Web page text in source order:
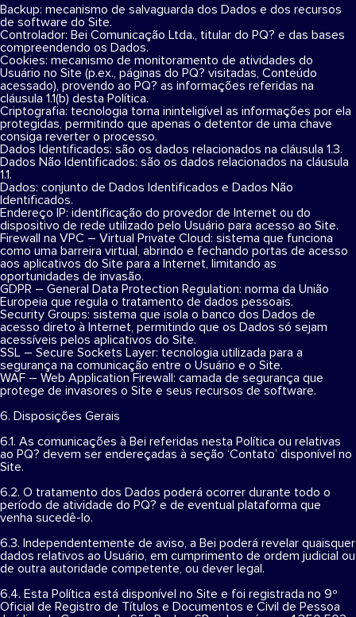
Backup: mecanismo de salvaguarda dos Dados e dos recursos
de software do Site.
Controlador: Bei Comunicação Ltda., titular do PQ? e das bases
compreendendo os Dados.
Cookies: mecanismo de monitoramento de atividades do
Usuário no Site (p.ex., páginas do PQ? visitadas, Conteúdo
acessado), provendo ao PQ? as informações referidas na
cláusula 1.1(b) desta Política.
Criptografia: tecnologia torna ininteligível as informações por ela
protegidas, permitindo que apenas o detentor de uma chave
consiga reverter o processo.
Dados Identificados: são os dados relacionados na cláusula 1.3.
Dados Não Identificados: são os dados relacionados na cláusula
1.1.
Dados: conjunto de Dados Identificados e Dados Não
Identificados.
Endereço IP: identificação do provedor de Internet ou do
dispositivo de rede utilizado pelo Usuário para acesso ao Site.
Firewall na VPC – Virtual Private Cloud: sistema que funciona
como uma barreira virtual, abrindo e fechando portas de acesso
aos aplicativos do Site para a Internet, limitando as
oportunidades de invasão.
GDPR – General Data Protection Regulation: norma da União
Europeia que regula o tratamento de dados pessoais.
Security Groups: sistema que isola o banco dos Dados de
acesso direto à Internet, permitindo que os Dados só sejam
acessíveis pelos aplicativos do Site.
SSL – Secure Sockets Layer: tecnologia utilizada para a
segurança na comunicação entre o Usuário e o Site.
WAF – Web Application Firewall: camada de segurança que
protege de invasores o Site e seus recursos de software.
6. Disposições Gerais
6.1. As comunicações à Bei referidas nesta Política ou relativas
ao PQ? devem ser endereçadas à seção ‘Contato’ disponível no
Site.
6.2. O tratamento dos Dados poderá ocorrer durante todo o
período de atividade do PQ? e de eventual plataforma que
venha sucedê-lo.
6.3. Independentemente de aviso, a Bei poderá revelar quaisquer
dados relativos ao Usuário, em cumprimento de ordem judicial ou
de outra autoridade competente, ou dever legal.
6.4. Esta Política está disponível no Site e foi registrada no 9º
Oficial de Registro de Títulos e Documentos e Civil de Pessoa